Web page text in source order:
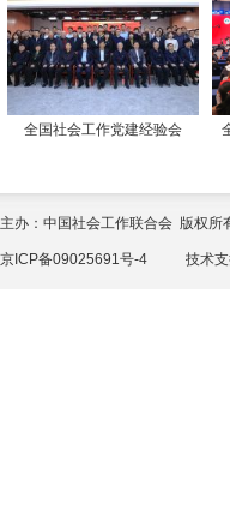
全国社会工作党建经验会
主办：中国社会工作联合会 版权
京ICP备09025691号-4 技术支